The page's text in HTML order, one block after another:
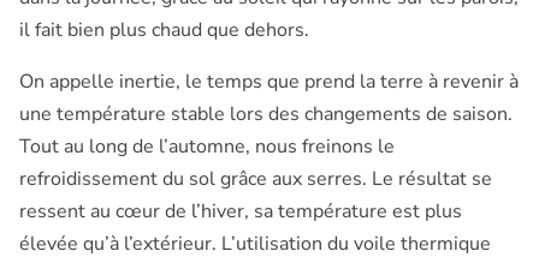
il fait bien plus chaud que dehors.
On appelle inertie, le temps que prend la terre à revenir à
une température stable lors des changements de saison.
Tout au long de l’automne, nous freinons le
refroidissement du sol grâce aux serres. Le résultat se
ressent au cœur de l’hiver, sa température est plus
élevée qu’à l’extérieur. L’utilisation du voile thermique